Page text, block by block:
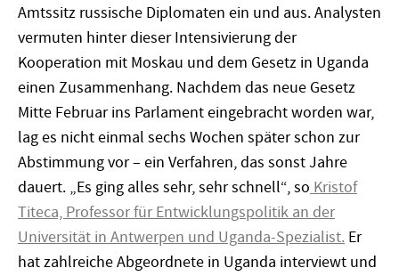
Amtssitz russische Diplomaten ein und aus. Analysten
vermuten hinter dieser Intensivierung der
Kooperation mit Moskau und dem Gesetz in Uganda
einen Zusammenhang. Nachdem das neue Gesetz
Mitte Februar ins Parlament eingebracht worden war,
lag es nicht einmal sechs Wochen später schon zur
Abstimmung vor – ein Verfahren, das sonst Jahre
dauert. „Es ging alles sehr, sehr schnell“, so Kristof
Titeca, Professor für Entwicklungspolitik an der
Universität in Antwerpen und Uganda-Spezialist. Er
hat zahlreiche Abgeordnete in Uganda interviewt und